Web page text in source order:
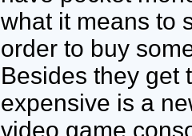
what it means to
order to buy
Besides they get
expensive is a
video game